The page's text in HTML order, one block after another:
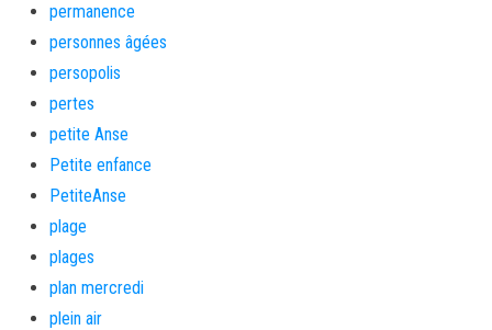
permanence
personnes âgées
persopolis
pertes
petite Anse
Petite enfance
PetiteAnse
plage
plages
plan mercredi
plein air